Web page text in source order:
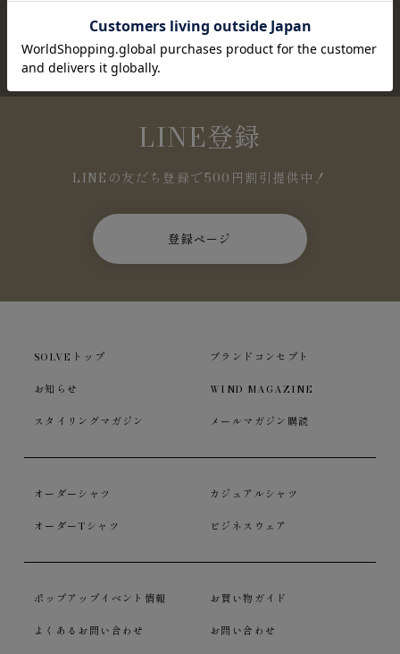
登録ページ
LINE登録
LINEの友だち登録で500円割引提供中！
登録ページ
SOLVEトップ ブランドコンセプト
お知らせ WIND MAGAZINE
スタイリングマガジン メールマガジン購読
オーダーシャツ カジュアルシャツ
オーダーTシャツ ビジネスウェア
ポップアップイベント情報 お買い物ガイド
よくあるお問い合わせ お問い合わせ